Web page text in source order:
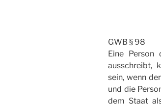
GWB § 98
Eine Person
ausschreibt,
sein, wenn
und die
dem Staat